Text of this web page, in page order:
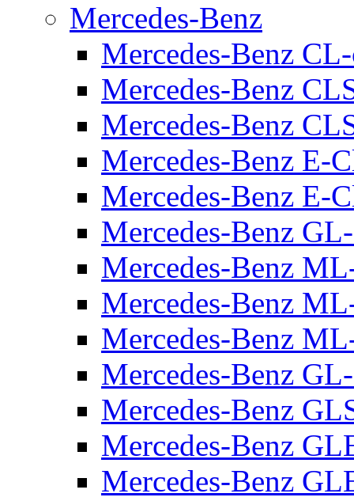
Mercedes-Benz
Mercedes-Benz
Mercedes-Benz
Mercedes-Benz
Mercedes-Benz E-
Mercedes-Benz E-
Mercedes-Benz
Mercedes-Benz
Mercedes-Benz
Mercedes-Benz
Mercedes-Benz
Mercedes-Benz
Mercedes-Benz
Mercedes-Benz